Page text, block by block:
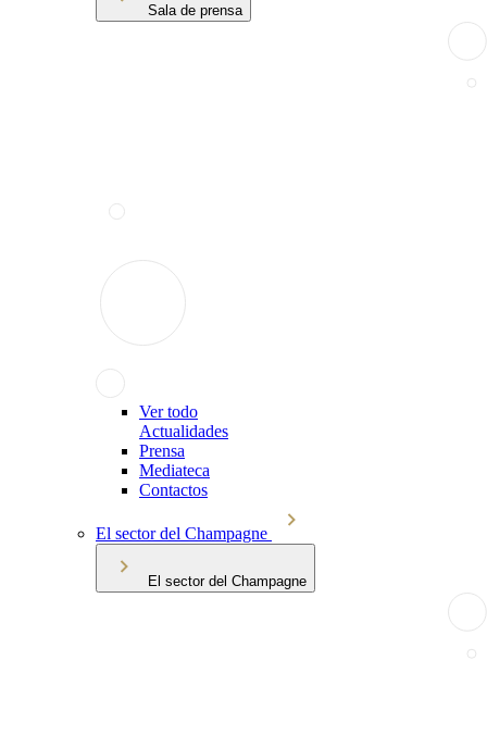
Sala de prensa
Ver todo
Actualidades
Prensa
Mediateca
Contactos
El sector del Champagne
El sector del Champagne